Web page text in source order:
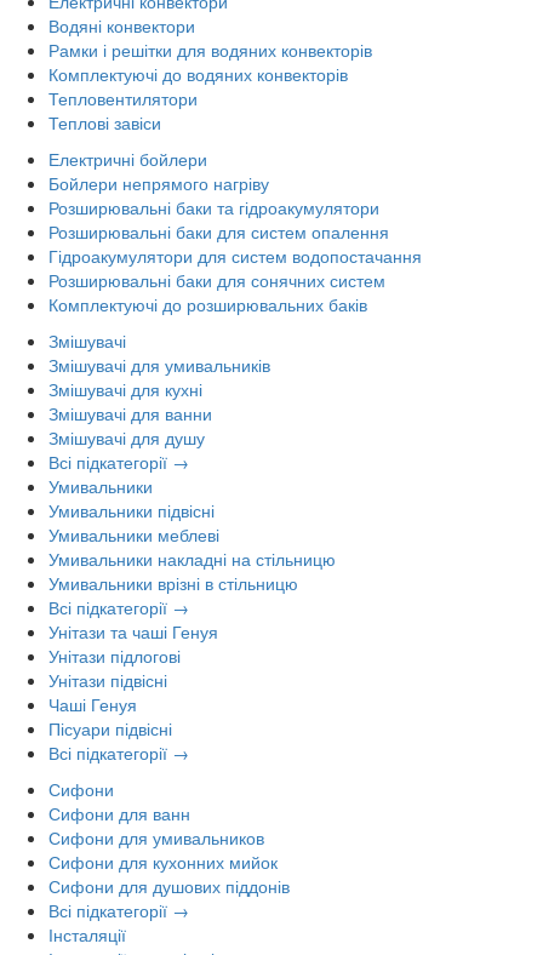
Водяні конвектори
Рамки і решітки для водяних конвекторів
Комплектуючі до водяних конвекторів
Тепловентилятори
Теплові завіси
Електричні бойлери
Бойлери непрямого нагріву
Розширювальні баки та гідроакумулятори
Розширювальні баки для систем опалення
Гідроакумулятори для систем водопостачання
Розширювальні баки для сонячних систем
Комплектуючі до розширювальних баків
Змішувачі
Змішувачі для умивальників
Змішувачі для кухні
Змішувачі для ванни
Змішувачі для душу
Всі підкатегорії →
Умивальники
Умивальники підвісні
Умивальники меблеві
Умивальники накладні на стільницю
Умивальники врізні в стільницю
Всі підкатегорії →
Унітази та чаші Генуя
Унітази підлогові
Унітази підвісні
Чаші Генуя
Пісуари підвісні
Всі підкатегорії →
Сифони
Сифони для ванн
Сифони для умивальников
Сифони для кухонних мийок
Сифони для душових піддонів
Всі підкатегорії →
Інсталяції